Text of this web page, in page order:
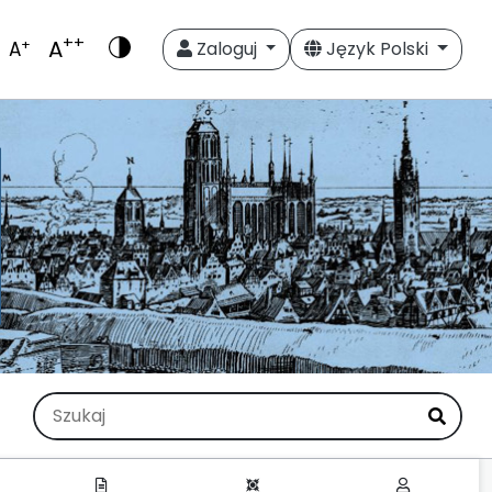
A+ A++ Zaloguj Język Polski